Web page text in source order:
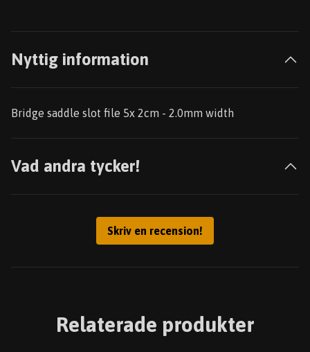
Nyttig information
Bridge saddle slot file 5x 2cm - 2.0mm width
Vad andra tycker!
Skriv en recension!
Relaterade produkter